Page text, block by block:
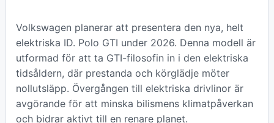
Volkswagen planerar att presentera den nya, helt
elektriska ID. Polo GTI under 2026. Denna modell är
utformad för att ta GTI-filosofin in i den elektriska
tidsåldern, där prestanda och körglädje möter
nollutsläpp. Övergången till elektriska drivlinor är
avgörande för att minska bilismens klimatpåverkan
och bidrar aktivt till en renare planet.